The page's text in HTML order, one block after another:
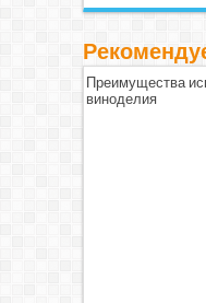
Преимущества
виноделия